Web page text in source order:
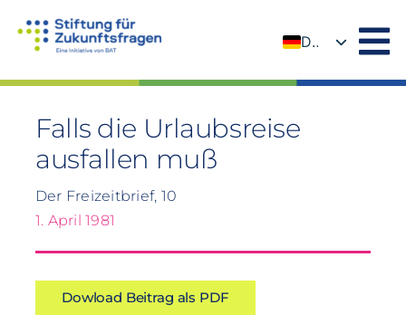
Inhalt
DE
Falls die Urlaubsreise
ausfallen muß
Der Freizeitbrief, 10
1. April 1981
Dowload Beitrag als PDF